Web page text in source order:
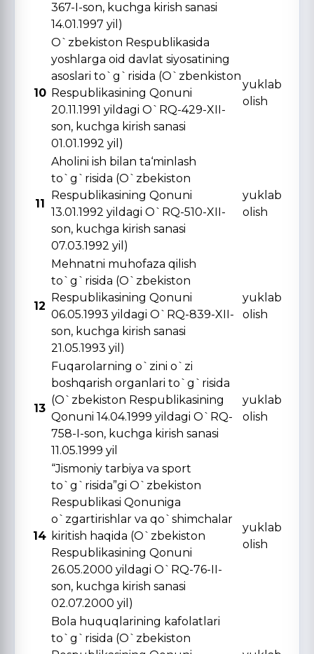
367-I-son, kuchga kirish sanasi
14.01.1997 yil)
10
O`zbekiston Respublikasida
yoshlarga oid davlat siyosatining
asoslari to`g`risida (O`zbenkiston
Respublikasining Qonuni
20.11.1991 yildagi O`RQ-429-XII-
son, kuchga kirish sanasi
01.01.1992 yil)
yuklab
olish
11
Aholini ish bilan ta‘minlash
to`g`risida (O`zbekiston
Respublikasining Qonuni
13.01.1992 yildagi O`RQ-510-XII-
son, kuchga kirish sanasi
07.03.1992 yil)
yuklab
olish
12
Mehnatni muhofaza qilish
to`g`risida (O`zbekiston
Respublikasining Qonuni
06.05.1993 yildagi O`RQ-839-XII-
son, kuchga kirish sanasi
21.05.1993 yil)
yuklab
olish
13
Fuqarolarning o`zini o`zi
boshqarish organlari to`g`risida
(O`zbekiston Respublikasining
Qonuni 14.04.1999 yildagi O`RQ-
758-I-son, kuchga kirish sanasi
11.05.1999 yil
yuklab
olish
14
“Jismoniy tarbiya va sport
to`g`risida”gi O`zbekiston
Respublikasi Qonuniga
o`zgartirishlar va qo`shimchalar
kiritish haqida (O`zbekiston
Respublikasining Qonuni
26.05.2000 yildagi O`RQ-76-II-
son, kuchga kirish sanasi
02.07.2000 yil)
yuklab
olish
Bola huquqlarining kafolatlari
to`g`risida (O`zbekiston